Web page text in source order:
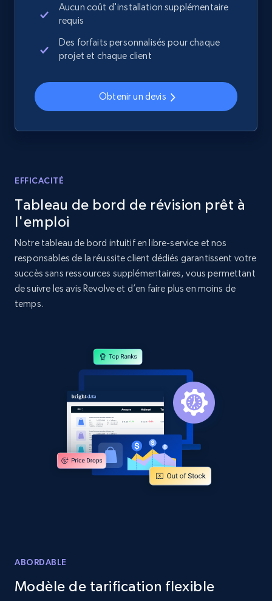
URL, Domain, Country code, Model number,
Sku, Product id, Product name, Manufacturer,
and more.
Home Depot US - Discover products by
Sku, Product id, Product name, Manufacturer,
2.1K+
Home Depot US - Discovery products by
specific category URL
Amazon products global dataset
Title, Seller name, Brand, Description, Initial
price, Currency, Availability, Reviews count, and
products by specific category URL
Aucun coût d'installation supplémentaire
requis
Des forfaits personnalisés pour chaque
projet et chaque client
Obtenir un devis
EFFICACITÉ
Tableau de bord de révision prêt à
l'emploi
Notre tableau de bord intuitif en libre-service et nos
responsables de la réussite client dédiés garantissent votre
succès sans ressources supplémentaires, vous permettant
de suivre les avis Revolve et d’en faire plus en moins de
temps.
ABORDABLE
Modèle de tarification flexible